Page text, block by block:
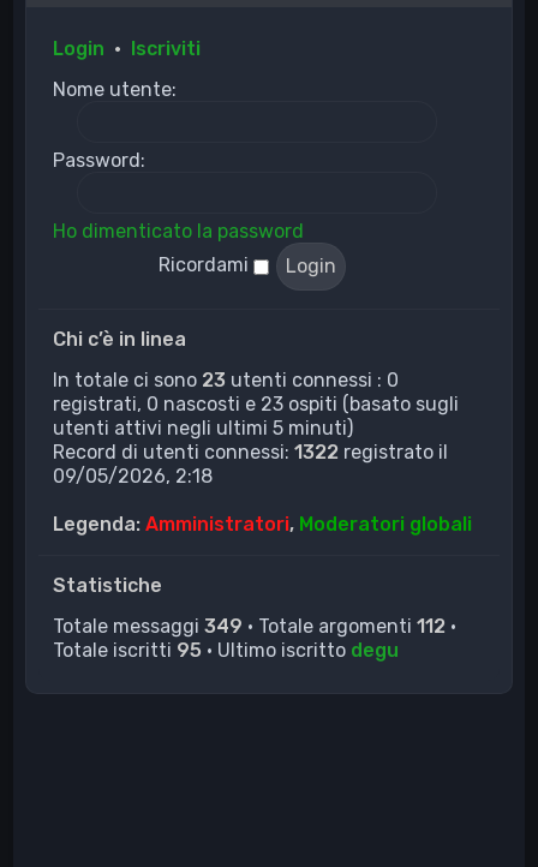
Login • Iscriviti
Nome utente:
Password:
Ho dimenticato la password
Ricordami
Chi c’è in linea
In totale ci sono 23 utenti connessi : 0
registrati, 0 nascosti e 23 ospiti (basato sugli
utenti attivi negli ultimi 5 minuti)
Record di utenti connessi:1322 registrato il
09/05/2026, 2:18
Legenda:Amministratori, Moderatori globali
Statistiche
Totale messaggi349 • Totale argomenti112 •
Totale iscritti 95 • Ultimo iscritto degu